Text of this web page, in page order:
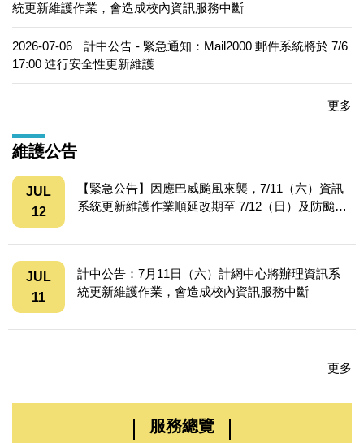
統更新維護作業，會造成校內資訊服務中斷
2026-07-06
計中公告 - 緊急通知：Mail2000 郵件系統將於 7/6
17:00 進行安全性更新維護
更多
維護公告
【緊急公告】因應巴威颱風來襲，7/11（六）資訊
系統更新維護作業順延改期至 7/12（日）及防颱應
JUL
12
計中公告：7月11日（六）計網中心將辦理資訊系
統更新維護作業，會造成校內資訊服務中斷
JUL
11
更多
服務總覽